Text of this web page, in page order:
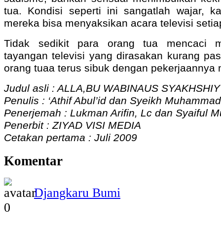
tua. Kondisi seperti ini sangatlah wajar,
mereka bisa menyaksikan acara televisi
Tidak sedikit para orang tua mencaci
tayangan televisi yang dirasakan kurang
orang tuaa terus sibuk dengan pekerjaannya
Judul asli : ALLA,BU WABINAUS
Penulis : ‘Athif Abul’id dan Syeikh
Penerjemah : Lukman Arifin, Lc dan Syaiful
Penerbit : ZIYAD VISI MEDIA
Cetakan pertama : Juli 2009
Komentar
Djangkaru Bumi
0